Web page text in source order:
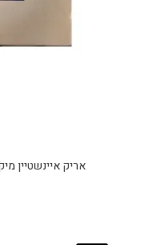
אריק איינשטיין